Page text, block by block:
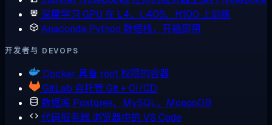
深度学习 GPU 在 L4、L40S、H100 上训练
Anaconda Python 数据栈，开箱即用
开发者与 DEVOPS
Docker 具备 root 权限的容器
GitLab 自托管 Git + CI/CD
数据库 Postgres、MySQL、MongoDB
代码服务器 浏览器中的 VS Code